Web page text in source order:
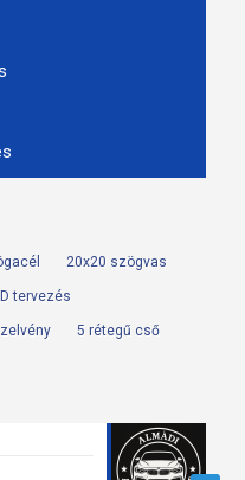
20x20 szögvas
tervezés
5 rétegű cső